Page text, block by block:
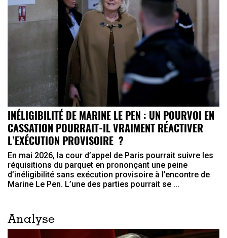
INÉLIGIBILITÉ DE MARINE LE PEN : UN POURVOI EN
CASSATION POURRAIT-IL VRAIMENT RÉACTIVER
L’EXÉCUTION PROVISOIRE ?
En mai 2026, la cour d’appel de Paris pourrait suivre les
réquisitions du parquet en prononçant une peine
d’inéligibilité sans exécution provisoire à l’encontre de
Marine Le Pen. L’une des parties pourrait se ...
Analyse